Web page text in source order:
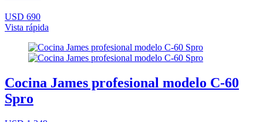
USD 690
Vista rápida
Cocina James profesional modelo C-60
Spro